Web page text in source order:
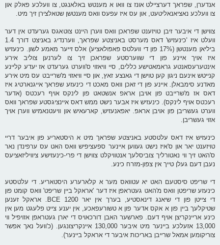
אנדערן, שפראך דערציילט אונז צו וואו א מענטש באלאנגט, צו וועלכע פאלק און
צו וועלכע נאציאנאליטעט, און עס איז עפעס וואס מענטשן שטאלצירן זיך מיט.
צווישן די איבער זיבן טויזענט שפראכן וואס ווערן היינט צוטאגס גערעדט אין דער
וועלט איז 'כינעזיש' דאס מערסט באניצטע שפראך, ווערנדיג באניצט דורך 1.4
ביליאן מענטשן (17% פון די וועלטס פאפולאציע) אלס זייער מאמע לשון. כינעזיש
איז אויך איינע פון די שווערסטע שפראכן זיך צו לערנען צוליב אירע
אינטערעסאנטע גראמאטישע כללים, סיי וויאזוי ס'ווערט גערעדט אז יעדע קליינע
קנייטש אינעם ניגון קען טוישן די גאנצע זאץ, און סיי וויאזוי מ'שרייבט עס מיט אירע
מאדנע סימבאלן. איינע פון די זאכן וואס מאכט די כינעזע שפראך אייגנארטיג איז
דאס אז מ'שרייבט פון אויבן אראפ אנשטאט פון לינקס אויף רעכטס (אדער
רעכטס אויף לינקס). כינעזיש איז אבער נישט ממש דאס איינציגסטע שפראך וואס
ווערט געשריבן פון אויבן אראפ. יאפאנעזיש, קארעאיש און וויעטנאמיש ווערן אויך
אזוי געשריבן.
כינעזיש איז דאס עלטסטע באניצטע שפראך מיט א היסטאריע פון איבער דריי
טויזענט יאר און ס'איז נישט געווען איינער ספעציפיש וואס האט עס ערפינדן נאר
ס'האט זיך ווי נאטורליך צוביסלעך אנטוויקלט צווישן די פרי-כינעזישע ציוויליזאציעס
נעבן דעם געלן טייך אין צפון-מזרח כינע.
די שריפט סיסטעם האט יא עטוואס מער א קלארערע היסטאריע. די עלטסטע
כינעזע שריפטן וואס מ'האט געטראפן איז דער 'אראקל ביין שריפט' וואס קומט פון
די צייטן פון די שיאנג דינאסטיע, בערך אין יאר 1200 BCE. אראקל זענען
שטיקלעך ביין פון א אקס אדער פון א טשורעפאכע, אין יענע צייט פלעגט מען אין
כינע אריינקריצן אויף דעם. פארשער האבן דורכאויס די יארן געטראפן אזויפיל ווי
13,000 אזעלכע ביינער מיט איבער 130,000 איינקריצונגען. (כ'וועל נאך אפשר
צוריקומען אמאל שרייבן באריכות איבער די אראקל ביינער).